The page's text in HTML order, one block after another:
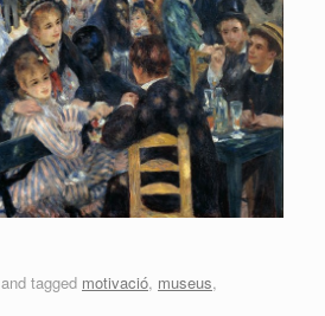
and tagged motivació, museus,